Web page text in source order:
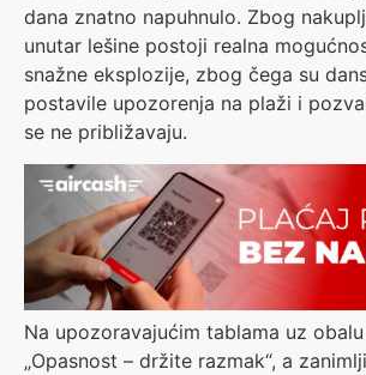
dana znatno napuhnulo. Zbog
unutar lešine postoji realna
snažne eksplozije, zbog čega su
postavile upozorenja na plaži i
se ne približavaju.
Na upozoravajućim tablama uz
„Opasnost – držite razmak“, a